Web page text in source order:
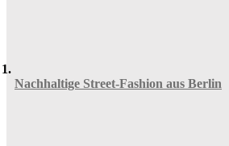
Nachhaltige Street-Fashion aus Berlin